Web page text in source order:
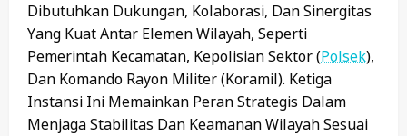
Dibutuhkan Dukungan, Kolaborasi, Dan Sinergitas
Yang Kuat Antar Elemen Wilayah, Seperti
Pemerintah Kecamatan, Kepolisian Sektor (Polsek),
Dan Komando Rayon Militer (Koramil). Ketiga
Instansi Ini Memainkan Peran Strategis Dalam
Menjaga Stabilitas Dan Keamanan Wilayah Sesuai